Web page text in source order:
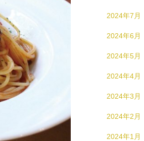
2024年7月
2024年6月
2024年5月
2024年4月
2024年3月
2024年2月
2024年1月